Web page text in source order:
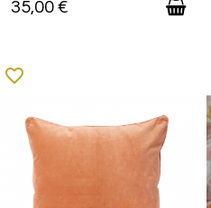
35,00 €
favorite_border